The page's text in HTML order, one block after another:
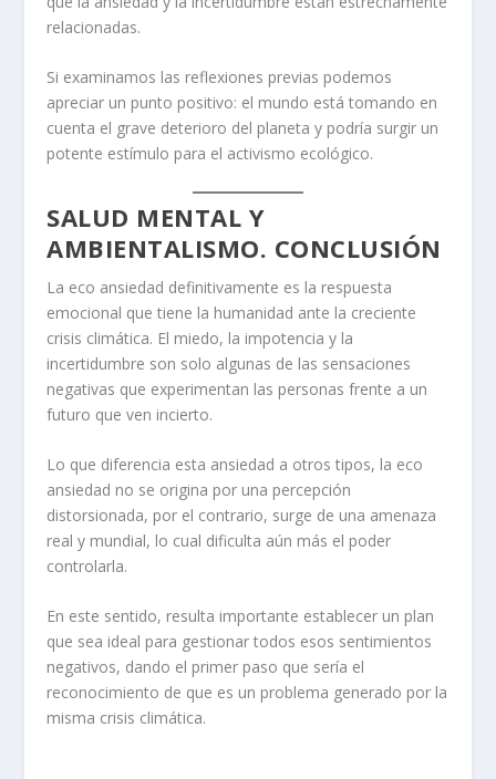
relacionadas.
Si examinamos las reflexiones previas podemos
apreciar un punto positivo: el mundo está tomando en
cuenta el grave deterioro del planeta y podría surgir un
potente estímulo para el activismo ecológico.
SALUD MENTAL Y
AMBIENTALISMO. CONCLUSIÓN
La eco ansiedad definitivamente es la respuesta
emocional que tiene la humanidad ante la creciente
crisis climática. El miedo, la impotencia y la
incertidumbre son solo algunas de las sensaciones
negativas que experimentan las personas frente a un
futuro que ven incierto.
Lo que diferencia esta ansiedad a otros tipos, la eco
ansiedad no se origina por una percepción
distorsionada, por el contrario, surge de una amenaza
real y mundial, lo cual dificulta aún más el poder
controlarla.
En este sentido, resulta importante establecer un plan
que sea ideal para gestionar todos esos sentimientos
negativos, dando el primer paso que sería el
reconocimiento de que es un problema generado por la
misma crisis climática.